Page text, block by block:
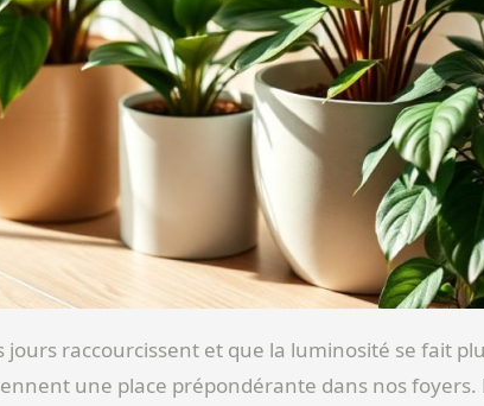
jours raccourcissent et que la luminosité se fait
une place prépondérante dans nos foyers.